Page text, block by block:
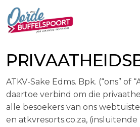
ATKV-Sake Edms. Bpk. (“ons” of
daartoe verbind om die
alle besoekers van ons
en atkvresorts.co.za, (insluitende